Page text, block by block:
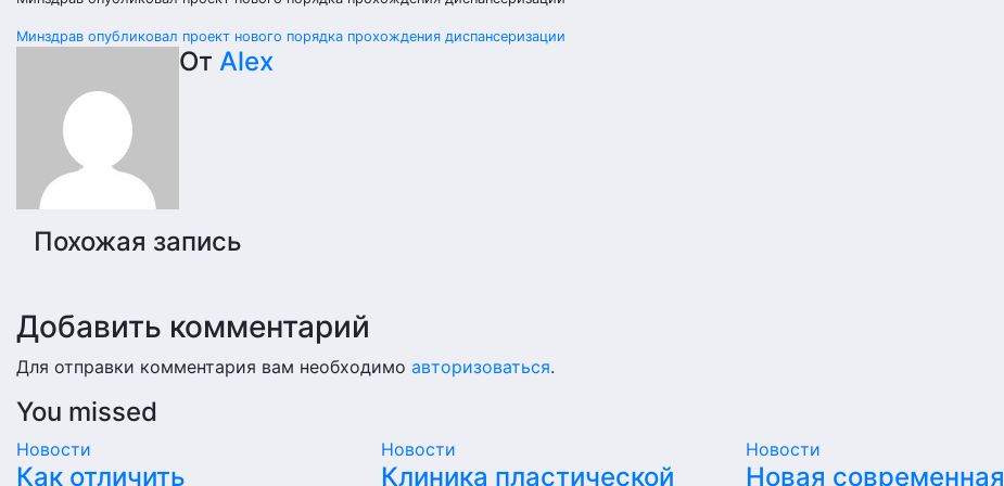
Навигация
записям
Минздрав опубликовал проект нового порядка прохождения диспансеризации
От Alex
Похожая запись
Добавить комментарий
Для отправки комментария вам необходимо авторизоваться.
You missed
Новости
Как отличить
Новости
Клиника пластической
Новости
Новая современная